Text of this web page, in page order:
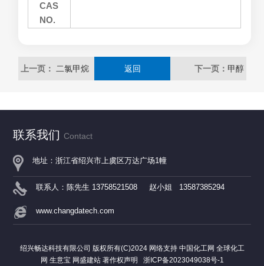
CAS
NO.
上一页： 二氯甲烷 返回 下一页： 甲醇
联系我们 Contact
地址：浙江省绍兴市上虞区万达广场1幢
联系人：陈先生 13758521508 赵小姐 13587385294
www.changdatech.com
绍兴畅达科技有限公司 版权所有(C)2024 网络支持 中国化工网 全球化工
网 生意宝 网盛建站 著作权声明 浙ICP备2023049038号-1